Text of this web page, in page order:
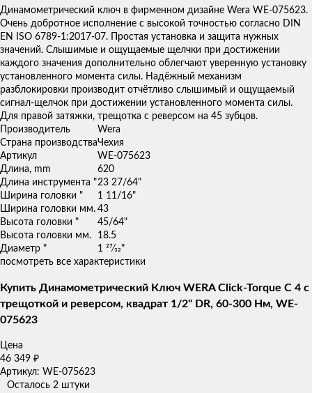
Динамометрический ключ в фирменном дизайне Wera WE-075623.
Очень добротное исполнение с высокой точностью согласно DIN
EN ISO 6789-1:2017-07. Простая установка и защита нужных
значений. Слышимые и ощущаемые щелчки при достижении
каждого значения дополнительно облегчают уверенную установку
установленного момента силы. Надёжный механизм
разблокировки производит отчётливо слышимый и ощущаемый
сигнал-щелчок при достижении установленного момента силы.
Для правой затяжки, трещотка с реверсом на 45 зубцов.
Производитель
Wera
Страна производстваЧехия
Артикул
WE-075623
Длина, mm
620
Длина инструмента "23 27/64"
Ширина головки "
1 11/16"
Ширина головки мм. 43
Высота головки "
45/64"
Высота головки мм.
18.5
Диаметр "
1 27⁄32"
посмотреть все характеристики
Купить Динамометрический Ключ WERA Click-Torque C 4 с
трещоткой и реверсом, квадрат 1/2" DR, 60-300 Нм, WE-
075623
Цена
46 349 ₽
Артикул: WE-075623
Осталось 2 штуки